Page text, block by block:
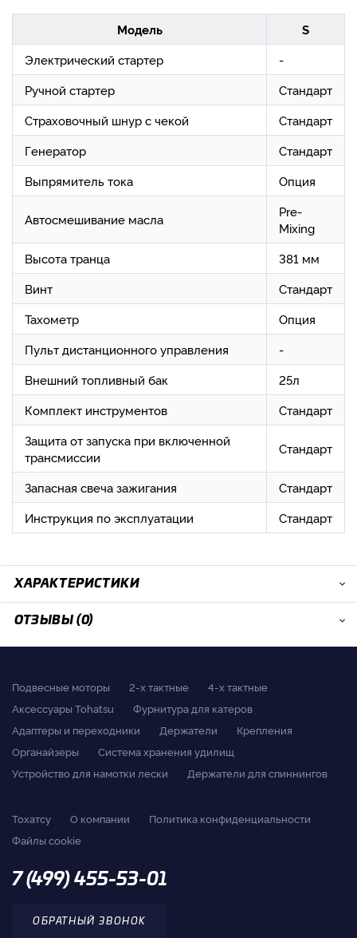
Модель
S
Электрический стартер
-
Ручной стартер
Стандарт
Страховочный шнур с чекой
Стандарт
Генератор
Стандарт
Выпрямитель тока
Опция
Автосмешивание масла
Pre-
Mixing
Высота транца
381 мм
Винт
Стандарт
Тахометр
Опция
Пульт дистанционного управления
-
Внешний топливный бак
25л
Комплект инструментов
Стандарт
Защита от запуска при включенной
трансмиссии
Стандарт
Запасная свеча зажигания
Стандарт
Инструкция по эксплуатации
Стандарт
ХАРАКТЕРИСТИКИ
ОТЗЫВЫ (0)
Подвесные моторы 2-x тактные
4-x тактные
Аксессуары Tohatsu
Фурнитура для катеров
Адаптеры и переходники
Держатели
Крепления
Органайзеры
Система хранения удилищ
Устройство для намотки лески
Держатели для спиннингов
Тохатсу О компании
Политика конфиденциальности
Файлы cookie
7 (499) 455-53-01
ОБРАТНЫЙ ЗВОНОК